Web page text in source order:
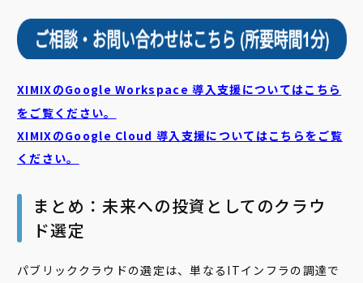
XIMIXのGoogle Workspace 導入支援についてはこちら
をご覧ください。
XIMIXのGoogle Cloud 導入支援についてはこちらをご覧
ください。
まとめ：未来への投資としてのクラウ
ド選定
パブリッククラウドの選定は、単なるITインフラの調達で